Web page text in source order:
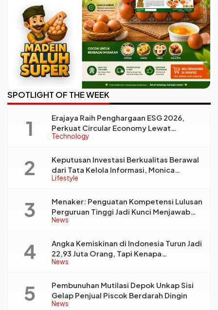
SPOTLIGHT OF THE WEEK
Technology
Erajaya Raih Penghargaan ESG 2026,
Perkuat Circular Economy Lewat
Pengelolaan Limbah Berkelanjutan
Lifestyle
Keputusan Investasi Berkualitas Berawal
dari Tata Kelola Informasi, Monica
Triyadi: Bukan Sekadar Analisis
News
Menaker: Penguatan Kompetensi Lulusan
Perguruan Tinggi Jadi Kunci Menjawab
Kebutuhan Dunia Kerja
News
Angka Kemiskinan di Indonesia Turun Jadi
22,93 Juta Orang, Tapi Kenapa
Ketimpangan Desa dan Kota Malah Makin
News
Pembunuhan Mutilasi Depok Unkap Sisi
Gelap Penjual Piscok Berdarah Dingin